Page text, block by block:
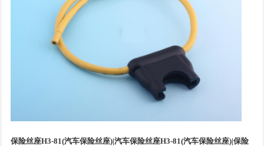
保险丝座H3-81(汽车保险丝座)|汽车保险丝座H3-81(汽车保险丝座)|保险